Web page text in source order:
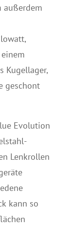
außerdem
Kugellager,
geschont
Evolution
Lenkrollen
kann so